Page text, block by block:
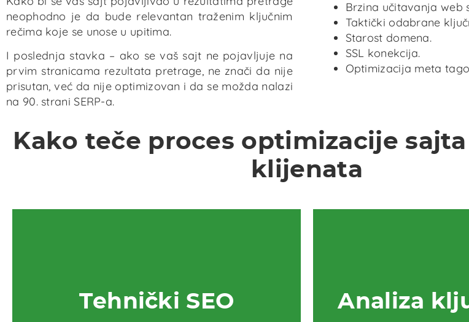
neophodno je da bude relevantan traženim ključnim
rečima koje se unose u upitima.
I poslednja stavka – ako se vaš sajt ne pojavljuje na
prvim stranicama rezultata pretrage, ne znači da nije
prisutan, već da nije optimizovan i da se možda nalazi
na 90. strani SERP-a.
Brzina učitavanja web
Taktički odabrane
Starost domena.
SSL konekcija.
Optimizacija meta
Kako teče proces optimizacije
klijenata
Tehnički SEO Analiza